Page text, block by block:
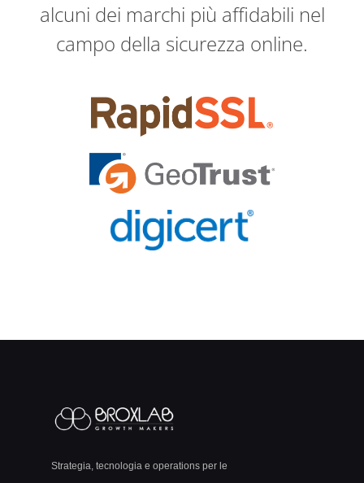
alcuni dei marchi più affidabili nel
campo della sicurezza online.
Strategia, tecnologia e operations per le